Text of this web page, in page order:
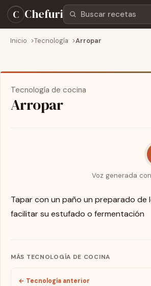
C ChefuriBuscar recetas
Inicio Tecnología Arropar
Tecnología de cocina
Arropar
Voz generada
Tapar con un paño un preparado de
facilitar su estufado o fermentación
MÁS TECNOLOGÍA DE COCINA
← Tecnología anterior